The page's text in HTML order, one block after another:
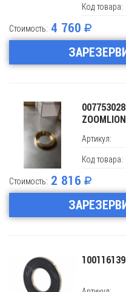
Код товара:
Стоимость: 4 760
ZOOMLION
Артикул:
Код товара:
Стоимость: 2 816